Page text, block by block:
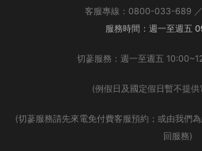
客服專線：0800-033-689
服務時間：週一至週五
切蔘服務：週一至週五
(例假日及國定假日暫不提
(切蔘服務請先來電免付費客服預約；或由我們
回服務)